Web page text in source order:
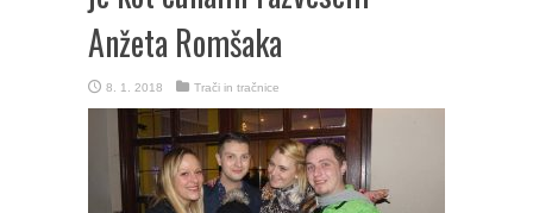
Anžeta Romšaka
8. 1. 2018 Trači in tračnice